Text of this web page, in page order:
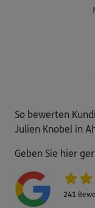
So bewerten
Julien Knobel in
Geben Sie hier
241